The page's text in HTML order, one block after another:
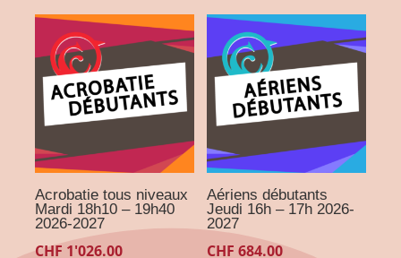
Acrobatie tous niveaux
Mardi 18h10 – 19h40
2026-2027
CHF 1'026.00
Aériens débutants
Jeudi 16h – 17h 2026-
2027
CHF 684.00